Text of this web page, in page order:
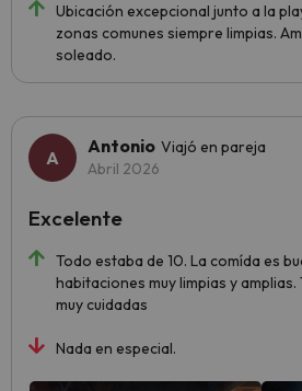
Ubicación excepcional junto a la
zonas comunes siempre limpias.
soleado.
Antonio Viajó en pareja
Abril 2026
Todo estaba de 10. La comída es
habitaciones muy limpias y
muy cuidadas
Nada en especial.
Excelente